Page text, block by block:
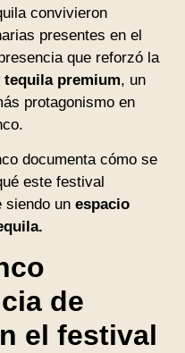
convivieron
presentes en el
que reforzó la
premium, un
protagonismo en
documenta cómo se
este festival
siendo un espacio
de
el festival